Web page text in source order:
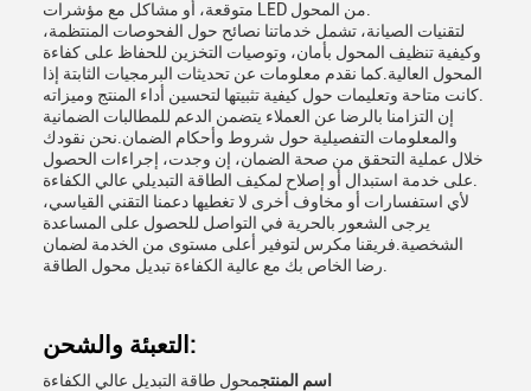
لتقنيات الصيانة، تشمل خدماتنا نصائح حول الفحوصات المنتظمة،
وكيفية تنظيف المحول بأمان، وتوصيات التخزين للحفاظ على كفاءة
المحول العالية.كما نقدم معلومات عن تحديثات البرمجيات الثابتة إذا
إن التزامنا بالرضا عن العملاء يتضمن الدعم للمطالبات الضمانية
والمعلومات التفصيلية حول شروط وأحكام الضمان.نحن نقودك
خلال عملية التحقق من صحة الضمان، إن وجدت، إجراءات الحصول
لأي استفسارات أو مخاوف أخرى لا تغطيها دعمنا التقني القياسي،
يرجى الشعور بالحرية في التواصل للحصول على المساعدة
الشخصية.فريقنا مكرس لتوفير أعلى مستوى من الخدمة لضمان
التعبئة والشحن:
اسم المنتجمحول طاقة التبديل عالي الكفاءة